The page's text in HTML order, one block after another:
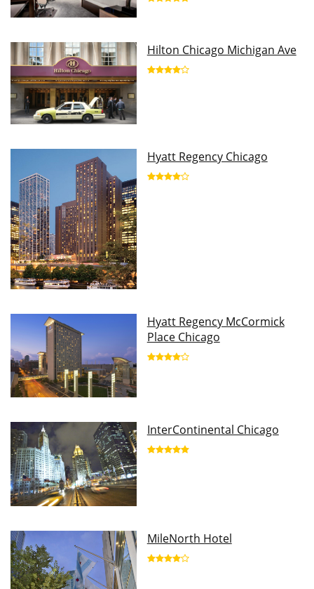
Hilton Chicago Michigan Ave
Hyatt Regency Chicago
Hyatt Regency McCormick
Place Chicago
InterContinental Chicago
MileNorth Hotel